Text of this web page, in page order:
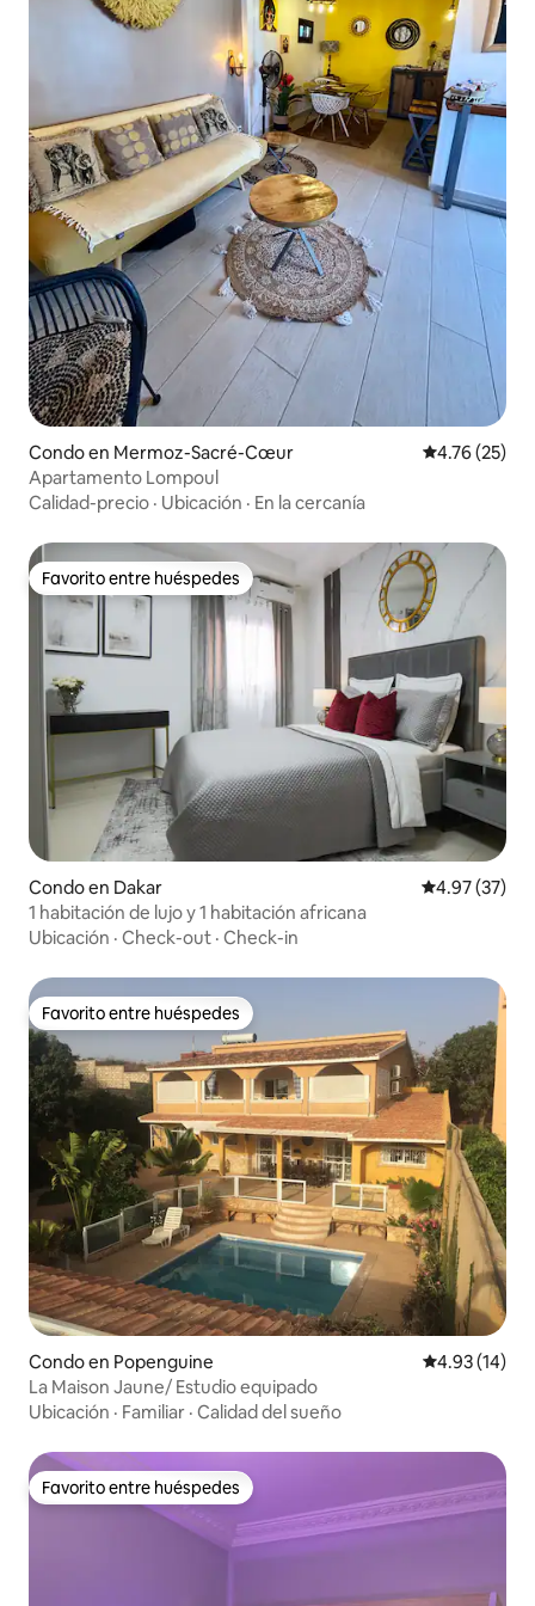
Condo en Mermoz-Sacré-Cœur Calificación
4.76 (25)
Apartamento Lompoul
Calidad-precio · Ubicación · En la cercanía
Favorito entre huéspedes
Favorito entre huéspedes
Condo en Dakar Calificación
4.97 (37)
1 habitación de lujo y 1 habitación africana
Ubicación · Check-out · Check-in
Favorito entre huéspedes
Favorito entre huéspedes
Condo en Popenguine Calificación
4.93 (14)
La Maison Jaune/ Estudio equipado
Ubicación · Familiar · Calidad del sueño
Favorito entre huéspedes
Favorito entre huéspedes